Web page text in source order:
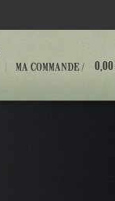
MA COMMANDE /